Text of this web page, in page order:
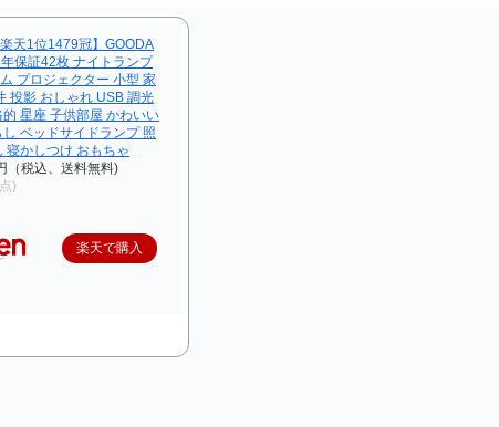
天1位1479冠】GOODA
保証42枚 ナイトランプ
プロジェクター 小型 家
投影 おしゃれ USB 調光
星座 子供部屋 かわいい
し ベッドサイドランプ 照
寝かしつけ おもちゃ
（税込、送料無料)
)
楽天で購入